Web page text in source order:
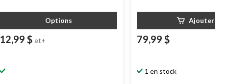
Options
12,99 $ et+
Ajouter
79,99 $
1 en stock